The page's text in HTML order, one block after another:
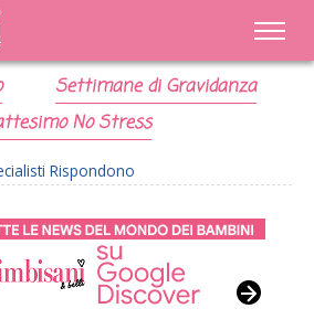
Settimane di Gravidanza
No Stress
Rispondono